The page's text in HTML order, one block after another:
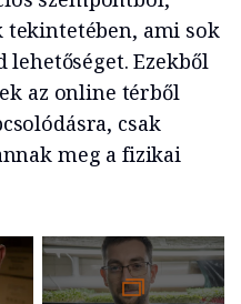
ami sok
lehetőséget. Ezekből
az online térből
csak
meg a fizikai